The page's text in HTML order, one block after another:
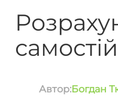
Автор:Богдан